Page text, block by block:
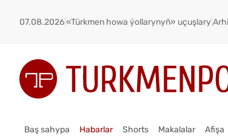
07.08.2026«Türkmen howa ýollarynyň» uçuşlary
Baş sahypa Habarlar Shorts Makalalar Afişa